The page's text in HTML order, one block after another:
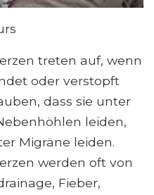
treten auf, wenn
oder verstopft
dass sie unter
leiden,
Migräne leiden.
werden oft von
Fieber,